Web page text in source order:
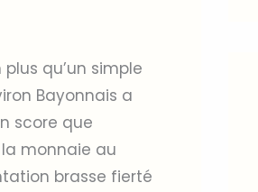
qu’un simple
Bayonnais a
score que
monnaie au
brasse fierté